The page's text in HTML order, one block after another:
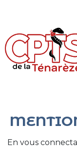
principal
En vous